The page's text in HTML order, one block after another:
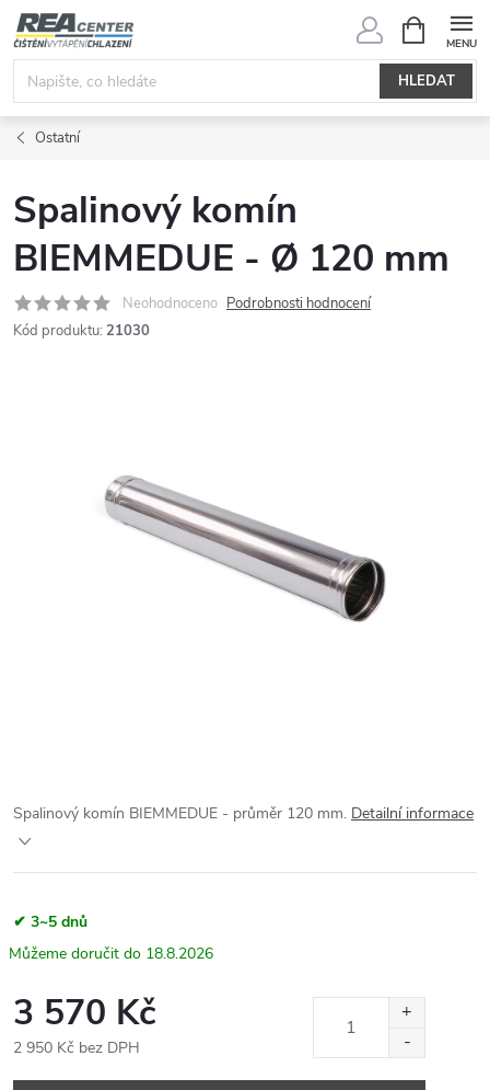
Přejít
na
obsah
HLEDAT
NÁKUPNÍ
KOŠÍK
Ostatní
Spalinový komín
BIEMMEDUE - Ø 120 mm
Neohodnoceno Podrobnosti hodnocení
Kód produktu: 21030
Spalinový komín BIEMMEDUE - průměr 120 mm. Detailní informace
✔ 3~5 dnů
18.8.2026
3 570 Kč
2 950 Kč bez DPH